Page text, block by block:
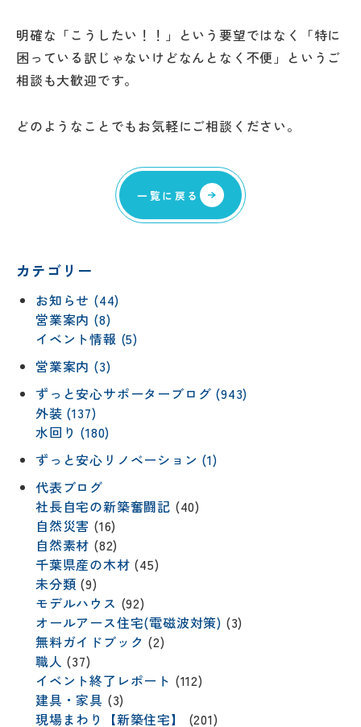
明確な「こうしたい！！」という要望ではなく「特に
困っている訳じゃないけどなんとなく不便」というご
相談も大歓迎です。
どのようなことでもお気軽にご相談ください。
一覧に戻る
カテゴリー
お知らせ (44)
営業案内 (8)
イベント情報 (5)
営業案内 (3)
ずっと安心サポーターブログ (943)
外装 (137)
水回り (180)
ずっと安心リノベーション (1)
代表ブログ
社長自宅の新築奮闘記 (40)
自然災害 (16)
自然素材 (82)
千葉県産の木材 (45)
未分類 (9)
モデルハウス (92)
オールアース住宅(電磁波対策) (3)
無料ガイドブック (2)
職人 (37)
イベント終了レポート (112)
建具・家具 (3)
現場まわり【新築住宅】
(201)